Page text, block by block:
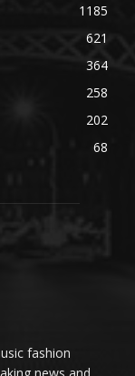
1185
621
364
258
202
68
fashion